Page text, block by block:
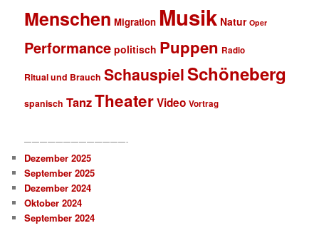
Menschen Migration Musik Natur Oper
Performance politisch Puppen Radio
Ritual und Brauch SchauspielSchöneberg
spanisch TanzTheaterVideo Vortrag
—————————————-
Dezember 2025
September 2025
Dezember 2024
Oktober 2024
September 2024